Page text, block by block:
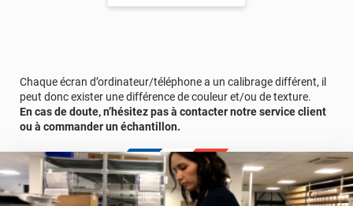
dans votre intérieur, n’hésitez pas à commander un échantillon
gratuit.
Chaque écran d’ordinateur/téléphone a un calibrage différent, il
peut donc exister une différence de couleur et/ou de texture.
En cas de doute, n’hésitez pas à contacter notre service client
ou à commander un échantillon.